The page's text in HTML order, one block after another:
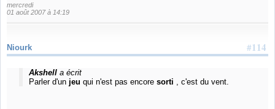
mercredi
01 août 2007 à 14:19
#114
Niourk
Akshella écrit
Parler d'un jeu qui n'est pas encore sorti , c'est du vent.